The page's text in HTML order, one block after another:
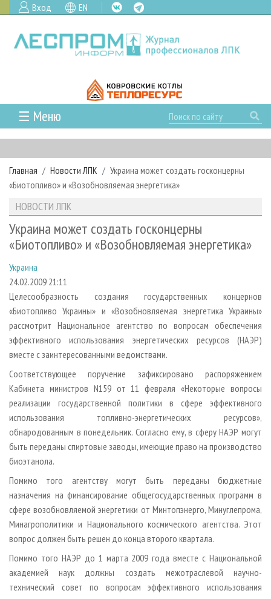
Вход EN
☰ Меню
ГЛАВНАЯ
РУБРИКИ И ТЕМЫ
РУБРИКИ ЖУРНАЛА
ЛЕСОЗАГОТОВКА
ЛЕСОПИЛЕНИЕ
СУШКА ДРЕВЕСИНЫ
ПРОИЗВОДСТВО ДРЕВЕСНЫХ ПЛИТ
ДЕРЕВЯННОЕ ДОМОСТРОЕНИЕ
ПРОИЗВОДСТВО МЕБЕЛИ
БИОЭНЕРГЕТИКА
ЦБП
ИНСТРУМЕНТ И МАТЕРИАЛЫ
НОВОСТИ
НОВОСТИ ЛПК
НОВОСТИ ЖУРНАЛА
ПРОЕКТЫ ЛПИ
АНАЛИТИКА
ПРЕДПРИЯТИЯ ЛПК
ПЕРСОНЫ
МОБИЛЬНЫЕ ВЫСТАВКИ
ОФИЦИАЛЬНЫЕ ДЕЛЕГАЦИИ
ПРИОРИТЕТНЫЕ ИНВЕСТПРОЕКТЫ
RUSSIAN FORESTRY REVIEW
ГАЗЕТА ЛЕСПРОМФОРУМ
БИБЛИОТЕКА СПЕЦИАЛИСТА
АРХИВ ЖУРНАЛОВ
О ЖУРНАЛЕ
КОНТАКТЫ
РЕКЛАМОДАТЕЛЯМ
РЕКЛАМА
РЕКЛАМА НА САЙТЕ
Главная Новости ЛПК
Украина может создать госконцерны
«Биотопливо» и «Возобновляемая энергетика»
НОВОСТИ ЛПК
Украина может создать госконцерны
«Биотопливо» и «Возобновляемая энергетика»
Украина
24.02.2009 21:11
Целесообразность создания государственных концернов
«Биотопливо Украины» и «Возобновляемая энергетика Украины»
рассмотрит Национальное агентство по вопросам обеспечения
эффективного использования энергетических ресурсов (НАЭР)
вместе с заинтересованными ведомствами.
Соответствующее поручение зафиксировано распоряжением
Кабинета министров N159 от 11 февраля «Некоторые вопросы
реализации государственной политики в сфере эффективного
использования топливно-энергетических ресурсов»,
обнародованным в понедельник. Согласно ему, в сферу НАЭР могут
быть переданы спиртовые заводы, имеющие право на производство
биоэтанола.
Помимо того агентству могут быть переданы бюджетные
назначения на финансирование общегосударственных программ в
сфере возобновляемой энергетики от Минтопэнерго, Минуглепрома,
Минагрополитики и Национального космического агентства. Этот
вопрос должен быть решен до конца второго квартала.
Помимо того НАЭР до 1 марта 2009 года вместе с Национальной
академией наук должны создать межотраслевой научно-
технический совет по вопросам эффективного использования